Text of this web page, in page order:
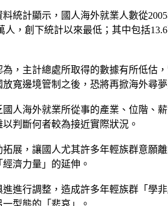
統計顯示，國人海外就業人數從
，創下統計以來最低；其中包括
，主計總處所取得的數據有所低估
寬邊境管制之後，恐將再掀海外尋夢
人海外就業所從事的產業、位階、
判斷何者較為接近實際狀況。
展，讓國人尤其許多年輕族群意願
濟力量」的延伸。
進行調整，造成許多年輕族群「學
型態的「悲哀」。